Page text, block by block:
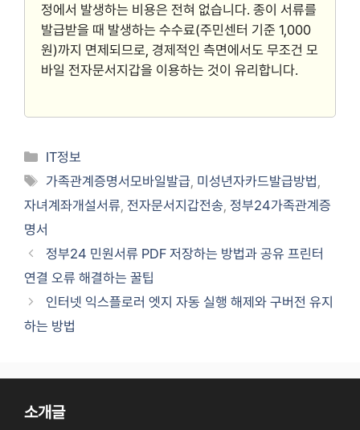
정에서 발생하는 비용은 전혀 없습니다. 종이 서류를
발급받을 때 발생하는 수수료(주민센터 기준 1,000
원)까지 면제되므로, 경제적인 측면에서도 무조건 모
바일 전자문서지갑을 이용하는 것이 유리합니다.
Categories
IT정보
Tags
가족관계증명서모바일발급, 미성년자카드발급방법,
자녀계좌개설서류, 전자문서지갑전송, 정부24가족관계증
명서
정부24 민원서류 PDF 저장하는 방법과 공유 프린터
연결 오류 해결하는 꿀팁
인터넷 익스플로러 엣지 자동 실행 해제와 구버전 유지
하는 방법
소개글